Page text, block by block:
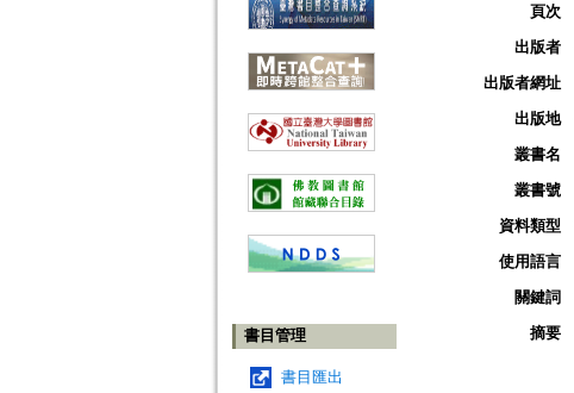
書目管理
書目匯出
頁次
出版者
出版者網址
出版地
叢書名
叢書號
資料類型
使用語言
關鍵詞
摘要